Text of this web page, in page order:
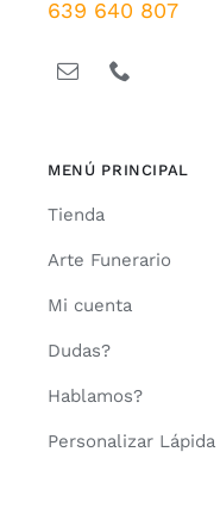
639 640 807
MENÚ PRINCIPAL
Tienda
Arte Funerario
Mi cuenta
Dudas?
Hablamos?
Personalizar Lápida